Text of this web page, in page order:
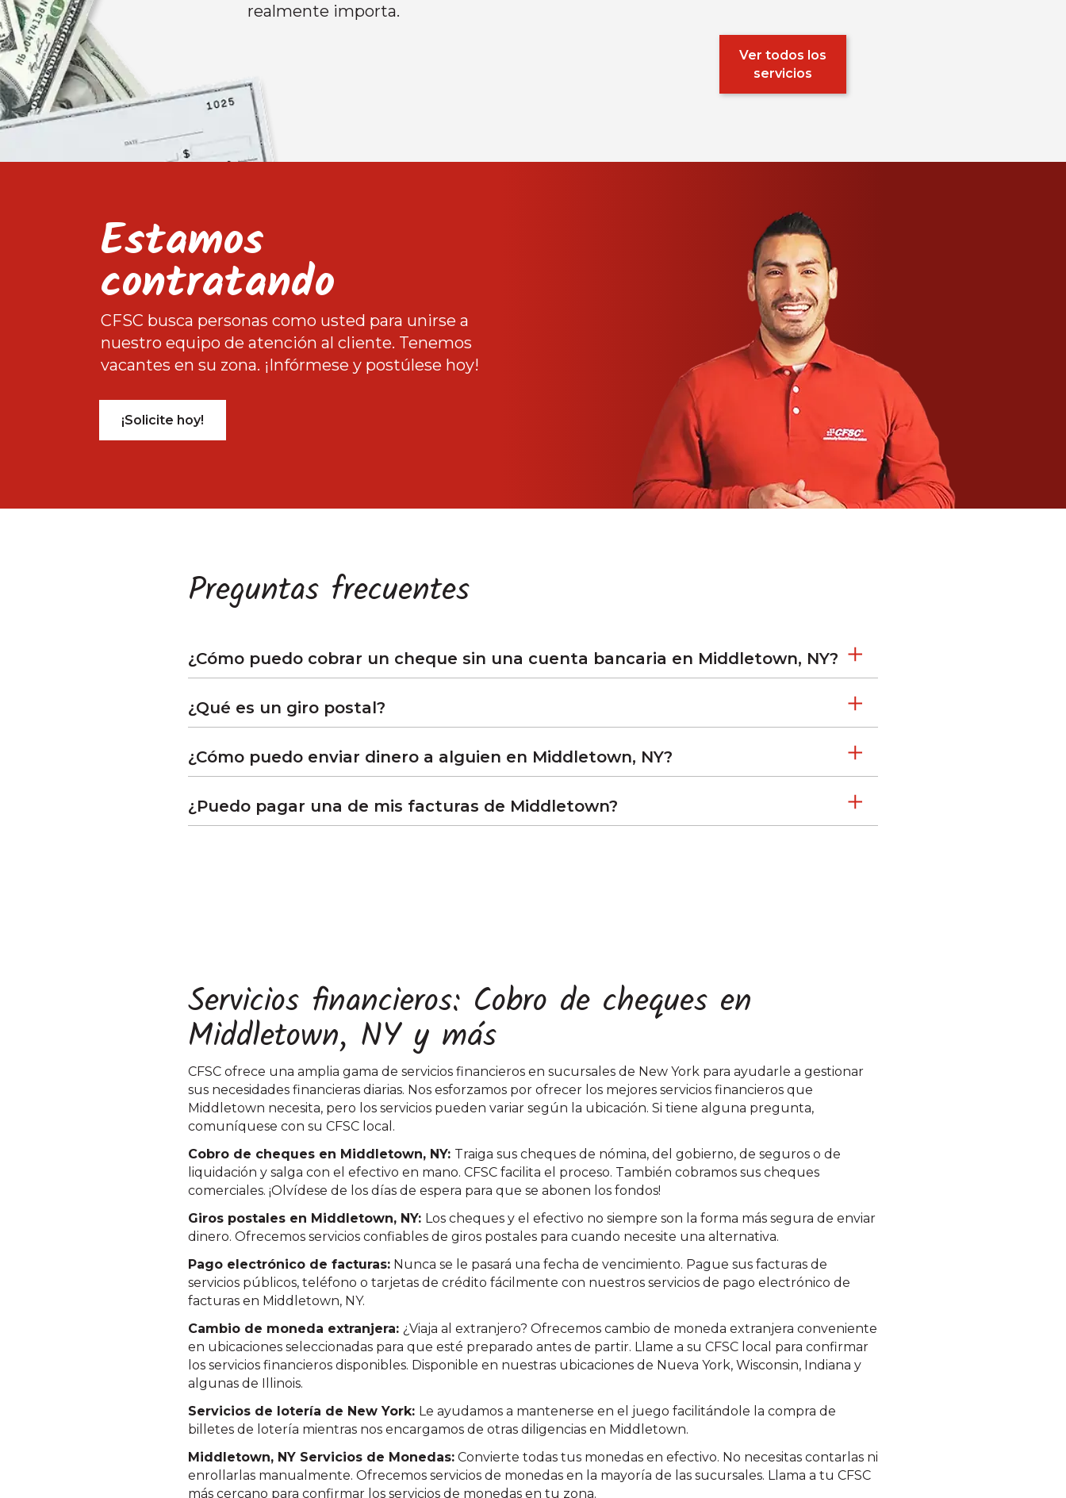
realmente importa.
Ver todos los
servicios
Estamos
contratando
CFSC busca personas como usted para unirse a
nuestro equipo de atención al cliente. Tenemos
vacantes en su zona. ¡Infórmese y postúlese hoy!
¡Solicite hoy!
Preguntas frecuentes
¿Cómo puedo cobrar un cheque sin una cuenta bancaria en Middletown, NY?
¿Qué es un giro postal?
¿Cómo puedo enviar dinero a alguien en Middletown, NY?
¿Puedo pagar una de mis facturas de Middletown?
Servicios financieros: Cobro de cheques en
Middletown, NY y más
CFSC ofrece una amplia gama de servicios financieros en sucursales de New York para ayudarle a gestionar
sus necesidades financieras diarias. Nos esforzamos por ofrecer los mejores servicios financieros que
Middletown necesita, pero los servicios pueden variar según la ubicación. Si tiene alguna pregunta,
comuníquese con su CFSC local.
Cobro de cheques en Middletown, NY: Traiga sus cheques de nómina, del gobierno, de seguros o de
liquidación y salga con el efectivo en mano. CFSC facilita el proceso. También cobramos sus cheques
comerciales. ¡Olvídese de los días de espera para que se abonen los fondos!
Giros postales en Middletown, NY: Los cheques y el efectivo no siempre son la forma más segura de enviar
dinero. Ofrecemos servicios confiables de giros postales para cuando necesite una alternativa.
Pago electrónico de facturas: Nunca se le pasará una fecha de vencimiento. Pague sus facturas de
servicios públicos, teléfono o tarjetas de crédito fácilmente con nuestros servicios de pago electrónico de
facturas en Middletown, NY.
Cambio de moneda extranjera: ¿Viaja al extranjero? Ofrecemos cambio de moneda extranjera conveniente
en ubicaciones seleccionadas para que esté preparado antes de partir. Llame a su CFSC local para confirmar
los servicios financieros disponibles. Disponible en nuestras ubicaciones de Nueva York, Wisconsin, Indiana y
algunas de Illinois.
Servicios de lotería de New York: Le ayudamos a mantenerse en el juego facilitándole la compra de
billetes de lotería mientras nos encargamos de otras diligencias en Middletown.
Middletown, NY Servicios de Monedas: Convierte todas tus monedas en efectivo. No necesitas contarlas ni
enrollarlas manualmente. Ofrecemos servicios de monedas en la mayoría de las sucursales. Llama a tu CFSC
más cercano para confirmar los servicios de monedas en tu zona.